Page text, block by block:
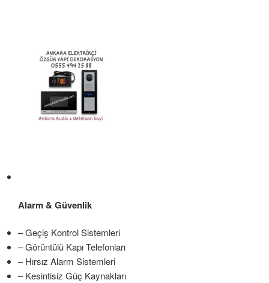
Alarm & Güvenlik
– Geçiş Kontrol Sistemleri
– Görüntülü Kapı Telefonları
– Hırsız Alarm Sistemleri
– Kesintisiz Güç Kaynakları